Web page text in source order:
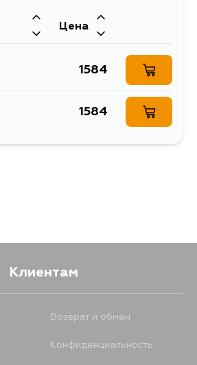
Цена
1584
1584
Клиентам
Возврат и обмен
Конфиденциальность